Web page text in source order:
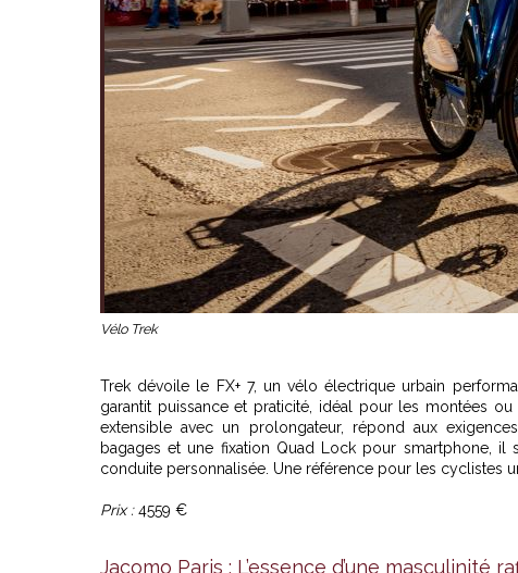
Vélo Trek
Trek dévoile le FX+ 7, un vélo électrique urbain
garantit puissance et praticité, idéal pour les montées
extensible avec un prolongateur, répond aux
bagages et une fixation Quad Lock pour smartphone, il
conduite personnalisée. Une référence pour les cyclistes
Prix :4559 €
Jacomo Paris : L’essence d’une masculinité